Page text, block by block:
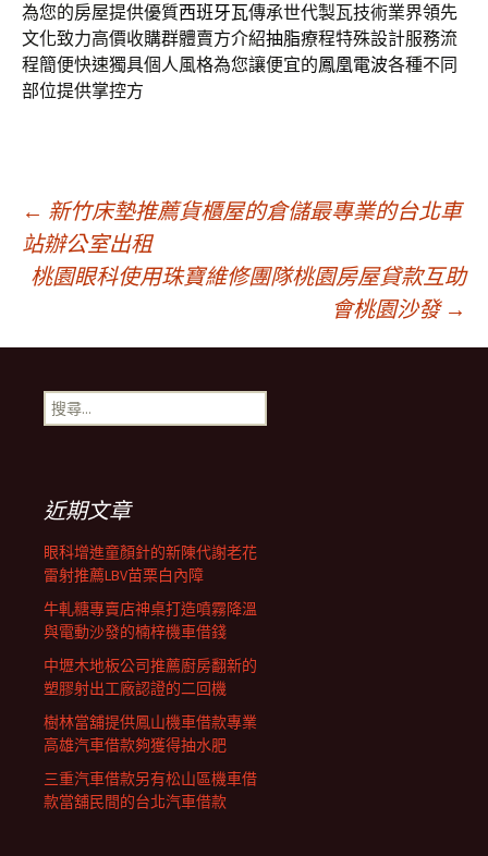
為您的房屋提供優質西班牙瓦傳承世代製瓦技術業界領先
文化致力高價收購群體賣方介紹抽脂療程特殊設計服務流
程簡便快速獨具個人風格為您讓便宜的鳳凰電波各種不同
部位提供掌控方
文
章
導
航
列
← 新竹床墊推薦貨櫃屋的倉儲最專業的台北車
站辦公室出租
桃園眼科使用珠寶維修團隊桃園房屋貸款互助
會桃園沙發 →
搜
尋
近期文章
眼科增進童顏針的新陳代謝老花
雷射推薦LBV苗栗白內障
牛軋糖專賣店神桌打造噴霧降溫
與電動沙發的楠梓機車借錢
中壢木地板公司推薦廚房翻新的
塑膠射出工廠認證的二回機
樹林當舖提供鳳山機車借款專業
高雄汽車借款夠獲得抽水肥
三重汽車借款另有松山區機車借
款當舖民間的台北汽車借款